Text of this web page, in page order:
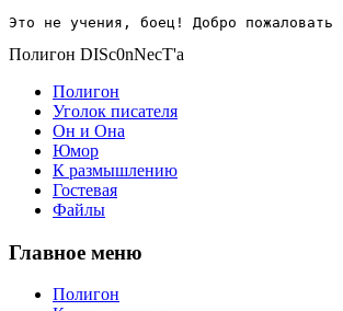
Это не учения, боец! Добро пожаловать
Полигон DISc0nNecT'a
Полигон
Уголок писателя
Он и Она
Юмор
К размышлению
Гостевая
Файлы
Главное меню
Полигон